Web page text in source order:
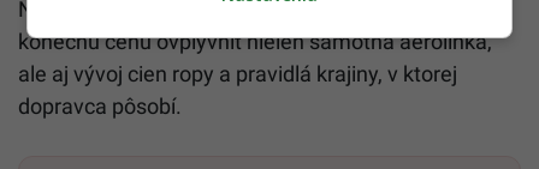
Najmä pri letoch mimo Európskej únie môže
konečnú cenu ovplyvniť nielen samotná aerolinka,
ale aj vývoj cien ropy a pravidlá krajiny, v ktorej
dopravca pôsobí.